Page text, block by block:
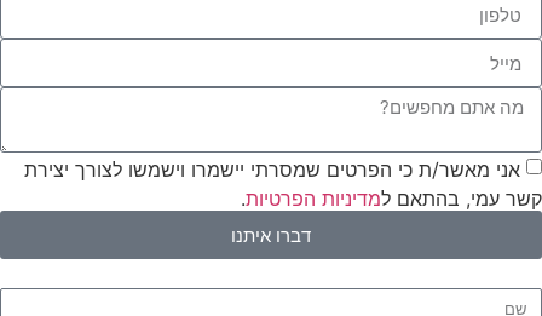
אני מאשר/ת כי הפרטים שמסרתי יישמרו וישמשו לצורך יצירת
קשר עמי, בהתאם למדיניות הפרטיות.
דברו איתנו